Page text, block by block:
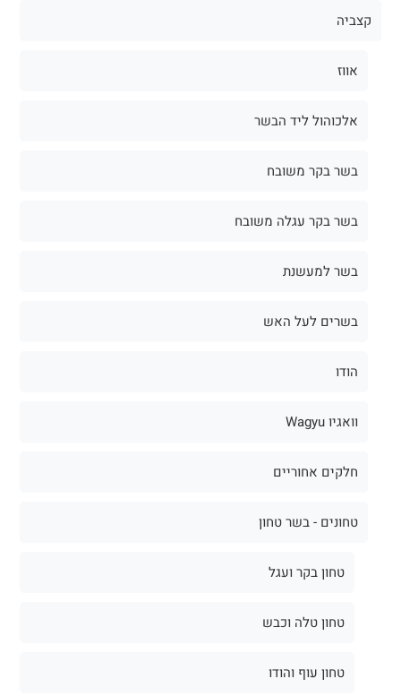
קצביה
אווז
אלכוהול ליד הבשר
בשר בקר משובח
בשר בקר עגלה משובח
בשר למעשנת
בשרים לעל האש
הודו
וואגיו Wagyu
חלקים אחוריים
טחונים - בשר טחון
טחון בקר ועגל
טחון טלה וכבש
טחון עוף והודו